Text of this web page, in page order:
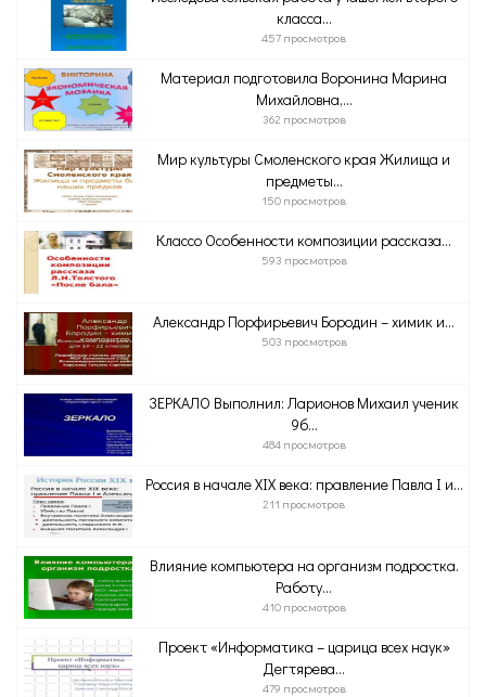
класса...
457 просмотров
Материал подготовила Воронина Марина
Михайловна,...
362 просмотров
Мир культуры Смоленского края Жилища и
предметы...
150 просмотров
Классо Особенности композиции рассказа...
593 просмотров
Александр Порфирьевич Бородин – химик и...
503 просмотров
ЗЕРКАЛО Выполнил: Ларионов Михаил ученик
9б...
484 просмотров
Россия в начале XIX века: правление Павла I и...
211 просмотров
Влияние компьютера на организм подростка.
Работу...
410 просмотров
Проект «Информатика – царица всех наук»
Дегтярева...
479 просмотров